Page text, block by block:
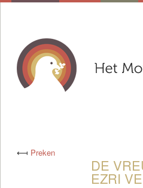
⟻ Preken
DE
EZRI